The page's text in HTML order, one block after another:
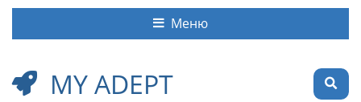
MY ADEPT
Меню